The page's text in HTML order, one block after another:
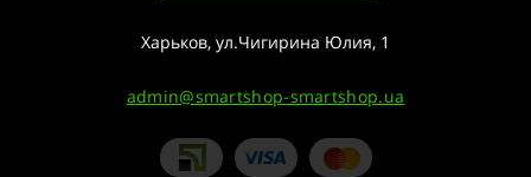
Харьков, ул.Чигирина Юлия, 1
admin@smartshop-smartshop.ua